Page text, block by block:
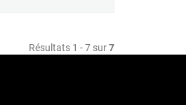
Résultats 1 - 7 sur7